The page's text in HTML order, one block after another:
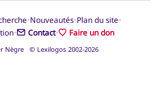
•Nouveautés•Plan du site•
• Contact• Faire un don
Nègre © Lexilogos 2002-2026